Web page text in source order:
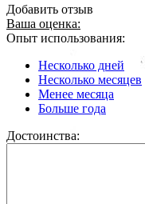
Добавить отзыв
Ваша оценка:
Опыт использования:
Несколько дней
Несколько месяцев
Менее месяца
Больше года
Достоинства: